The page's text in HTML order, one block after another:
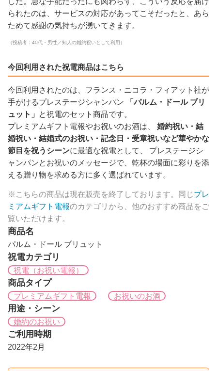
られたのは、サービスの対応があってこそだったと、あら
ためて感謝の気持ちが湧いてきます。
（投稿者：40代・男性／知人の婚約祝いとして利用）
今回利用された祝電商品はこちら
今回利用されたのは、フランス・ニコラ・フィアット社が
手がけるプレステージシャンパン
「パルム・ドール ブリ
ュット」
と祝電のセット商品です。
プレミアムギフト電報やお祝いのお酒は、 婚約祝い・結
婚祝い・結婚式のお祝い・記念日・受章祝いなど華やかな
節目を祝うシーンに最適な祝電として、 プレステージシ
ャンパンとお祝いのメッセージで、乾杯の場面に彩りを添
える贈り物を求める方に多く選ばれています。
※こちらの商品は現在販売を終了しております。同じプレ
ミアムギフト電報のカテゴリから、他のおすすめ商品をご
覧いただけます。
商品名
パルム・ドール ブリュット
祝電カテゴリ
祝電（お祝い電報）
商品タイプ
プレミアムギフト電報 お祝いのお酒
用途・シーン
婚約のお祝い
ご利用時期
2022年2月